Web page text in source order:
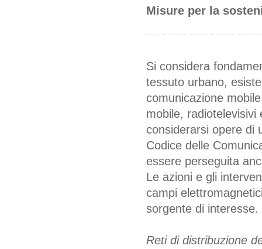
Misure per la
Si considera
tessuto urbano,
comunicazione
mobile, radiotelevisivi
considerarsi opere di
Codice delle
essere perseguita
Le azioni e gli
campi
sorgente di interesse.
Reti di distribuzione